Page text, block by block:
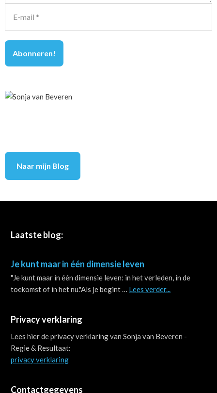
Naar mijn Blog
Footer
Laatste blog:
Je kunt maar in één dimensie leven
"Je kunt maar in één dimensie leven: in het verleden, in de
toekomst of in het nu."Als je begint … Lees verder...
in
Privacy verklaring
Lees hier de privacy verklaring van Sonja van Beveren -
Regie & Resultaat:
privacy verklaring
Contactgegevens